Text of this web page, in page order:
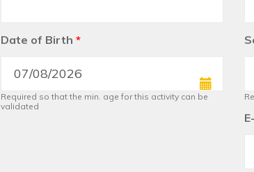
Date of Birth *
Required so that the min. age for this activity can be
validated